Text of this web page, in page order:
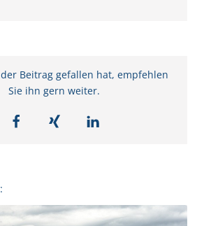
Beitrag gefallen hat, empfehlen
Sie ihn gern weiter.